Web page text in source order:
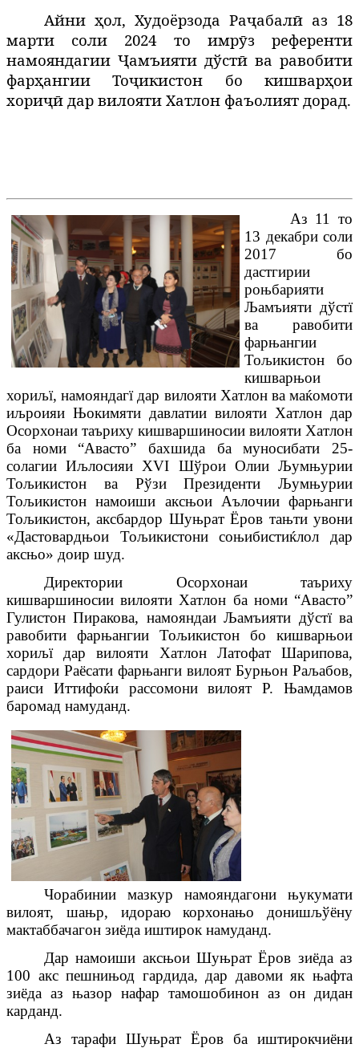
Айниҳол, Худоёрзода Раҷабалӣ аз 18
марти соли 2024 то имрӯз
референти
намояндагии Ҷамъияти дўстӣ ва равобити
фарҳангии Тоҷикистон бо кишварҳои
хориҷӣ дар вилояти Хатлон фаъолият дорад.
Аз 11 то
13 декабри соли
2017 бо
дастгирии
роњбарияти
Љамъияти дўстї
ва равобити
фарњангии
Тољикистон бо
кишварњои
хориљї, намояндагї дар вилояти Хатлон ва маќомоти
иљроияи Њокимяти давлатии вилояти Хатлон дар
Осорхонаи таъриху кишваршиносии вилояти Хатлон
ба номи “Авасто” бахшида ба муносибати 25-
солагии Иљлосияи ХVI Шўрои Олии Љумњурии
Тољикистон ва Рўзи Президенти Љумњурии
Тољикистон намоиши аксњои Аълочии фарњанги
Тољикистон, аксбардор Шуњрат Ёров тањти увони
«Дастовардњои Тољикистони соњибистиќлол дар
аксњо» доир шуд.
Директории Осорхонаи таъриху
кишваршиносии вилояти Хатлон ба номи “Авасто”
Гулистон Пиракова, намояндаи Љамъияти дўстї ва
равобити фарњангии Тољикистон бо кишварњои
хориљї дар вилояти Хатлон Латофат Шарипова,
сардори Раёсати фарњанги вилоят Бурњон Раљабов,
раиси Иттифоќи рассомони вилоят Р. Њамдамов
баромад намуданд.
Чорабинии мазкур намояндагони њукумати
вилоят, шањр, идораю корхонањо донишљўёну
мактаббачагон зиёда иштирок намуданд.
Дар намоиши аксњои Шуњрат Ёров зиёда аз
100 акс пешнињод гардида, дар давоми як њафта
зиёда аз њазор нафар тамошобинон аз он дидан
карданд.
Аз тарафи Шуњрат Ёров ба иштирокчиёни